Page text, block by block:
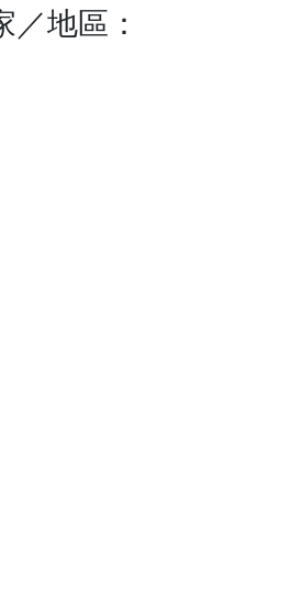
地區：